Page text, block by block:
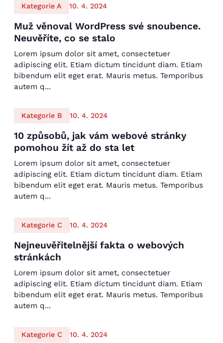
Kategorie A 10. 4. 2024
Muž věnoval WordPress své snoubence.
Neuvěříte, co se stalo
Lorem ipsum dolor sit amet, consectetuer
adipiscing elit. Etiam dictum tincidunt diam. Etiam
bibendum elit eget erat. Mauris metus. Temporibus
autem q...
Kategorie B 10. 4. 2024
10 způsobů, jak vám webové stránky
pomohou žít až do sta let
Lorem ipsum dolor sit amet, consectetuer
adipiscing elit. Etiam dictum tincidunt diam. Etiam
bibendum elit eget erat. Mauris metus. Temporibus
autem q...
Kategorie C 10. 4. 2024
Nejneuvěřitelnější fakta o webových
stránkách
Lorem ipsum dolor sit amet, consectetuer
adipiscing elit. Etiam dictum tincidunt diam. Etiam
bibendum elit eget erat. Mauris metus. Temporibus
autem q...
Kategorie C 10. 4. 2024